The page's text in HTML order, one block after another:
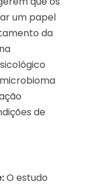
um papel
da
de
O estudo